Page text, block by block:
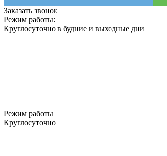
Заказать звонок
Режим работы:
Круглосуточно в будние и выходные дни
Режим работы
Круглосуточно